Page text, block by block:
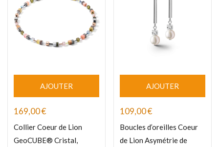
AJOUTER
169,00€
Collier Coeur de Lion
GeoCUBE® Cristal,
AJOUTER
109,00€
Boucles d’oreilles Coeur
de Lion Asymétrie de